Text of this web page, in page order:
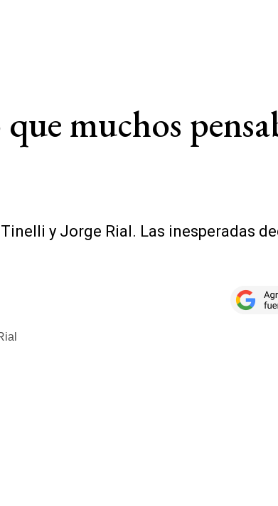
muchos
y Jorge Rial. Las inesperadas